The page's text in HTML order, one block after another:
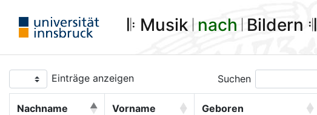
𝄆 Musik 𝄀 nach 𝄀 Bildern 𝄇
Einträge anzeigen Suchen
Nachname Vorname Geboren